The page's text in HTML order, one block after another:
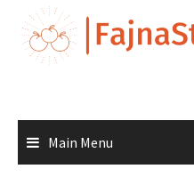
content
Main Menu